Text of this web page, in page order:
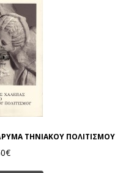
ΤΗΝΙΑΚΟΥ ΠΟΛΙΤΙΣΜΟΥ